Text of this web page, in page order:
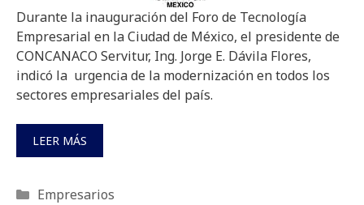
Durante la inauguración del Foro de Tecnología
Empresarial en la Ciudad de México, el presidente de
CONCANACO Servitur, Ing. Jorge E. Dávila Flores,
indicó la urgencia de la modernización en todos los
sectores empresariales del país.
LEER MÁS
Categorías
Empresarios